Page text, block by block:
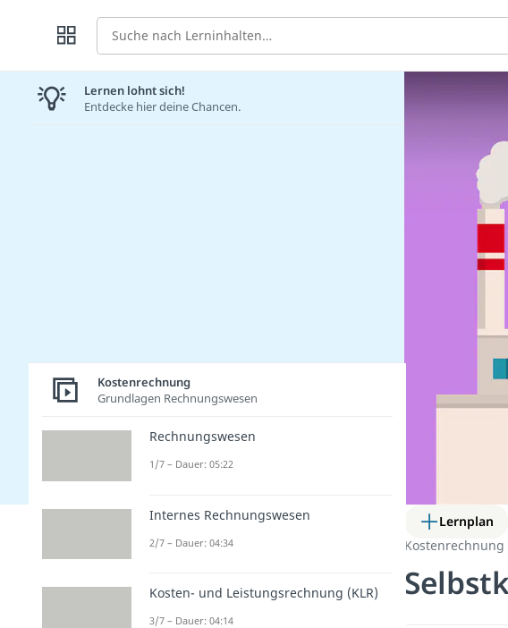
Suche
Lernplan
Kostenrechnung
Lernen lohnt sich!
Entdecke hier deine Chancen.
Kostenrechnung
Grundlagen Rechnungswesen
Rechnungswesen
1/7 – Dauer: 05:22
Internes Rechnungswesen
2/7 – Dauer: 04:34
Kosten- und Leistungsrechnung (KLR)
3/7 – Dauer: 04:14